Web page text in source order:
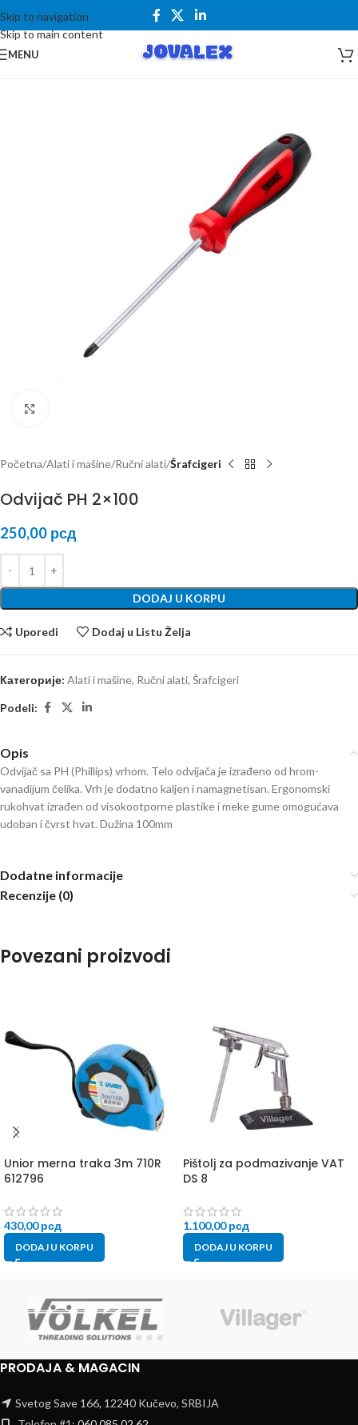
Skip to navigation
Skip to main content
MENU
Početna Alati i mašine Ručni alati Šrafcigeri
Odvijač PH 2×100
250,00 рсд
DODAJ U KORPU
Uporedi Dodaj u Listu Želja
Категорије: Alati i mašine, Ručni alati, Šrafcigeri
Podeli:
Opis
Odvijač sa PH (Phillips) vrhom. Telo odvijača je izrađeno od hrom-
vanadijum čelika. Vrh je dodatno kaljen i namagnetisan. Ergonomski
rukohvat izrađen od visokootporne plastike i meke gume omogućava
udoban i čvrst hvat. Dužina 100mm
Dodatne informacije
Recenzije (0)
Povezani proizvodi
Unior merna traka 3m 710R
612796
430,00рсд
DODAJ U KORPU
Pištolj za podmazivanje VAT
DS 8
1.100,00рсд
DODAJ U KORPU
PRODAJA & MAGACIN
Svetog Save 166, 12240 Kučevo, SRBIJA